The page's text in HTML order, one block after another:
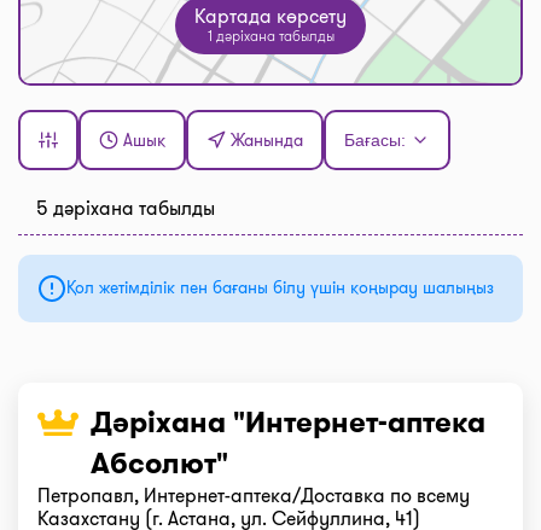
Картада көрсету
1 дәріхана табылды
Ашық Жанында Бағасы:
5 дәріхана табылды
Қол жетімділік пен бағаны білу үшін қоңырау шалыңыз
Дәріхана "Интернет-аптека
Абсолют"
Петропавл, Интернет-аптека/Доставка по всему
Казахстану (г. Астана, ул. Сейфуллина, 41)